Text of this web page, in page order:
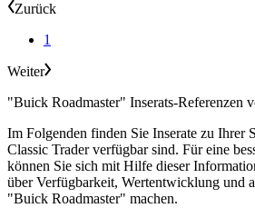
Zurück
1
Weiter
"Buick Roadmaster" Inserats-Referenzen
Im Folgenden finden Sie Inserate zu Ihrer
Classic Trader verfügbar sind. Für eine
können Sie sich mit Hilfe dieser
über Verfügbarkeit, Wertentwicklung und
"Buick Roadmaster" machen.